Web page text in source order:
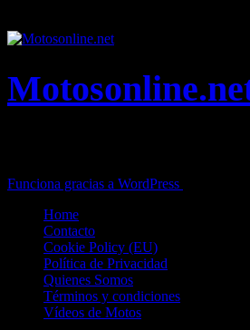
Funciona gracias a WordPress
Home
Contacto
Cookie Policy (EU)
Política de Privacidad
Quienes Somos
Términos y condiciones
Vídeos de Motos